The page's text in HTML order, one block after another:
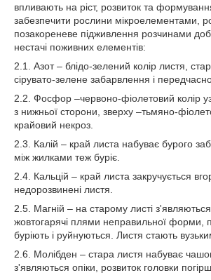
впливають на ріст, розвиток та
забезпечити рослини мікроелементами,
позакореневе підживлення розчинами
нестачі поживних елементів:
2.1. Азот – блідо-зелений колір листя,
сірувато-зелене забарвлення і
2.2. Фосфор –червоно-фіолетовий колір
з нижньої сторони, зверху –тьмяно-
крайовий некроз.
2.3. Калій – край листа набуває бурого
між жилками теж буріє.
2.4. Кальцій – край листа закручується
недорозвинені листя.
2.5. Магній – на старому листі
жовтогарячі плями неправильної форми,
буріють і руйнуються. Листя стають
2.6. Молібден – стара листя набуває
з'являються опіки, розвиток головки